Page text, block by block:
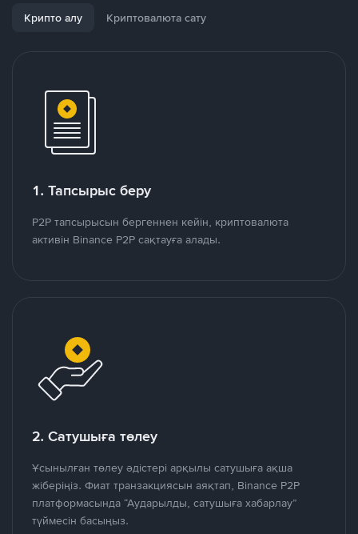
Крипто алу Криптовалюта сату
1. Тапсырыс беру
P2P тапсырысын бергеннен кейін, криптовалюта
активін Binance P2P сақтауға алады.
2. Сатушыға төлеу
Ұсынылған төлеу әдістері арқылы сатушыға ақша
жіберіңіз. Фиат транзакциясын аяқтап, Binance P2P
платформасында “Аударылды, сатушыға хабарлау”
түймесін басыңыз.